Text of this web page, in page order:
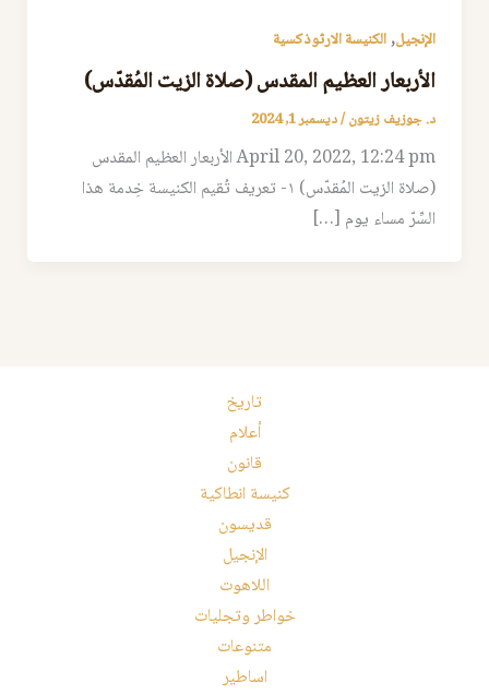
الإنجيل,الكنيسة الارثوذكسية
اﻷربعار العظيم المقدس (صلاة الزيت المُقدّس)
د. جوزيف زيتون/ديسمبر 1, 2024
April 20, 2022, 12:24 pm اﻷربعار العظيم المقدس
(صلاة الزيت المُقدّس) ١- تعريف تُقيم الكنيسة خِدمة هذا
السِّرّ مساء يوم […]
تاريخ
أعلام
قانون
كنيسة انطاكية
قديسون
الإنجيل
اللاهوت
خواطر وتجليات
متنوعات
اساطير